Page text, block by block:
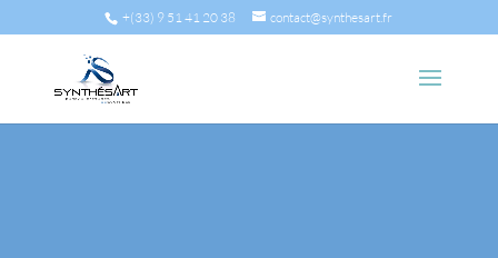
+(33) 9 51 41 20 38 contact@synthesart.fr